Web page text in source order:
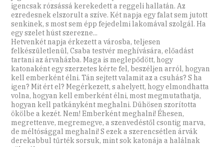
igencsak rózsássá kerekedett a reggeli hallatán. Az
ezredesnek elszorult a szíve. Két napja egy falat sem jutott
senkinek, s most sem épp fejedelmi lakomával szolgál. Ha
egy szelet húst szerezne...
Hetvenkét napja érkezett a városba, teljesen
felkészületlenül, Csaba testvér meghívására, előadást
tartani az árvaházba. Maga is meglepődött, hogy
katonaként egy szerzetes kérte fel, beszéljen arról, hogyan
kell emberként élni. Tán sejtett valamit az a csuhás? S ha
igen? Mit ért el? Megérkezett, s ahelyett, hogy elmondhatta
volna, hogyan kell emberként élni, most megmutathatja,
hogyan kell patkányként meghalni. Dühösen szorította
ökölbe a kezét. Nem! Emberként meghalni! Éhesen,
megrettenve, megremegve, a szenvedéstől csontig marva,
de méltósággal meghalni! S ezek a szerencsétlen árvák
derekabbul tűrték sorsuk, mint sok katonája a halálnak